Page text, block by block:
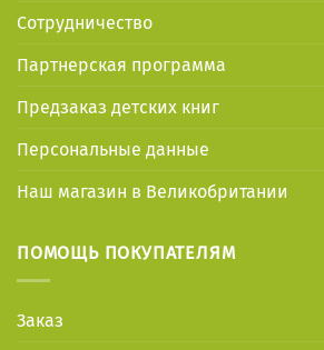
Сотрудничество
Партнерская программа
Предзаказ детских книг
Персональные данные
Наш магазин в Великобритании
ПОМОЩЬ ПОКУПАТЕЛЯМ
Заказ